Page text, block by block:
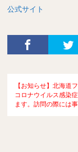
公式サイト
【お知らせ】北海道
コロナウイルス感染
ます。訪問の際には